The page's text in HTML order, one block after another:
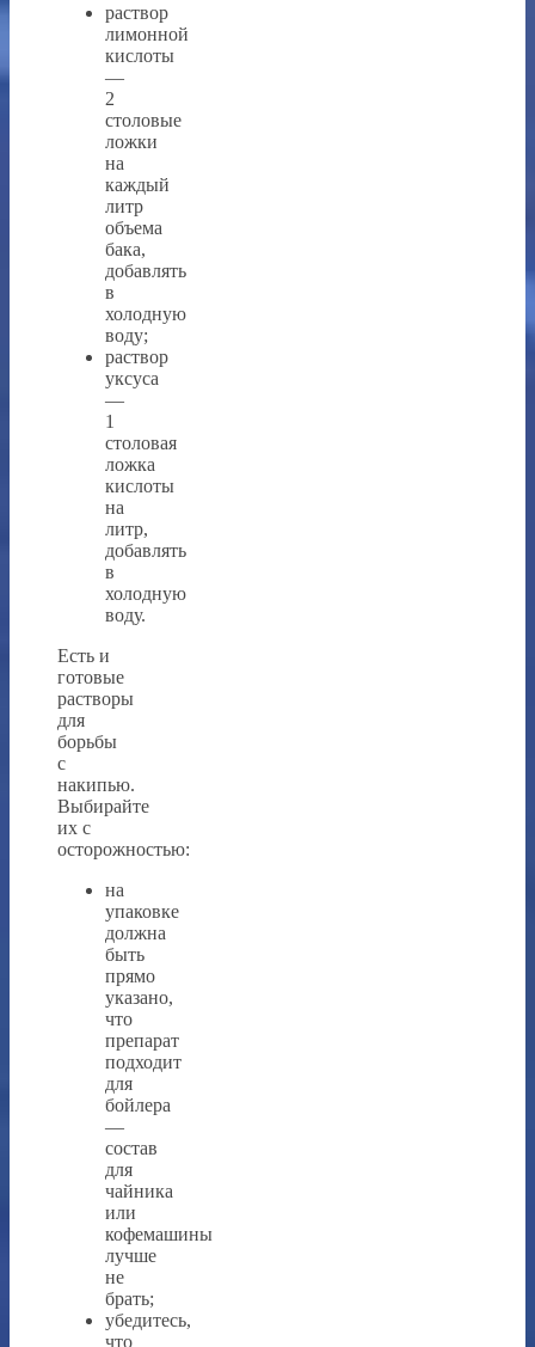
раствор
лимонной
кислоты
—
2
столовые
ложки
на
каждый
литр
объема
бака,
добавлять
в
холодную
воду;
раствор
уксуса
—
1
столовая
ложка
кислоты
на
литр,
добавлять
в
холодную
воду.
Есть и
готовые
растворы
для
борьбы
с
накипью.
Выбирайте
их с
осторожностью:
на
упаковке
должна
быть
прямо
указано,
что
препарат
подходит
для
бойлера
—
состав
для
чайника
или
кофемашины
лучше
не
брать;
убедитесь,
что